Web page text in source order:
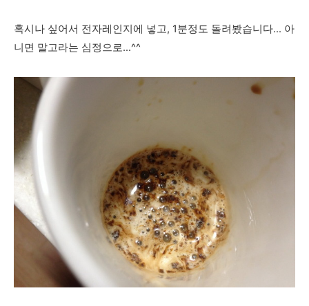
혹시나 싶어서 전자레인지에 넣고, 1분정도 돌려봤습니다... 아
니면 말고라는 심정으로...^^